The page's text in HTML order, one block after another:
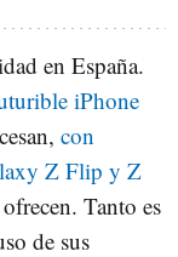
en España.
iPhone
con
Z Flip y Z
Tanto es
de sus